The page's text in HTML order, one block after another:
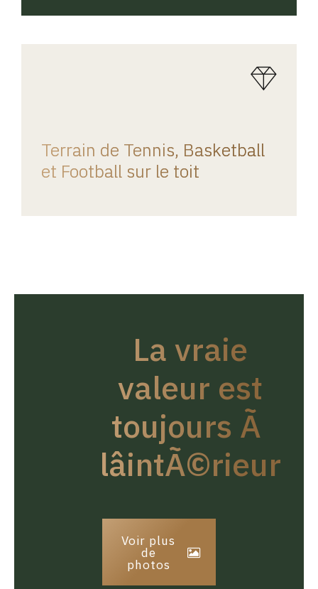
Terrain de Tennis, Basketball
et Football sur le toit
La vraie
valeur est
toujours Ã
lâintÃ©rieur
Voir plus
de
photos